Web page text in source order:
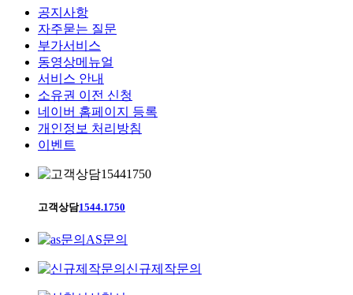
공지사항
자주묻는 질문
부가서비스
동영상메뉴얼
서비스 안내
소유권 이전 신청
네이버 홈페이지 등록
개인정보 처리방침
이벤트
고객상담1544.1750
AS문의
신규제작문의